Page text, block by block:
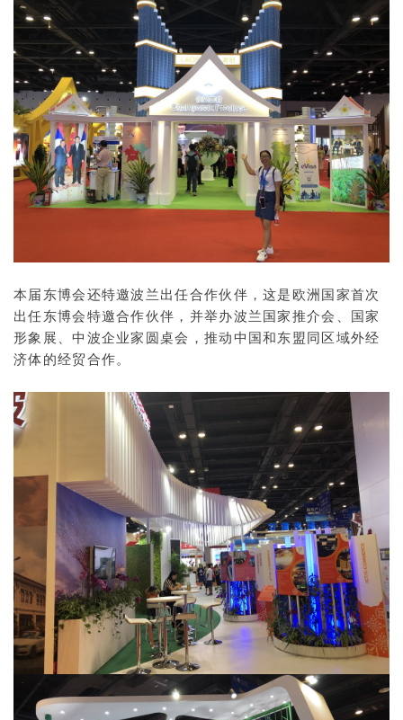
本届东博会还特邀波兰出任合作伙伴，这是欧洲国家首次
出任东博会特邀合作伙伴，并举办波兰国家推介会、国家
形象展、中波企业家圆桌会，推动中国和东盟同区域外经
济体的经贸合作。